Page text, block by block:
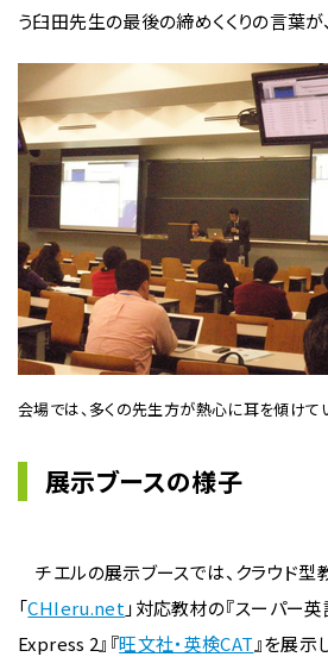
う臼田先生の最後の締めくくりの言葉が
会場では、多くの先生方が熱心に耳を傾けて
展示ブースの様子
チエルの展示ブースでは、クラウド型
「CHIeru.net 」対応教材の『スーパ
Express 2』『旺文社・英検CAT 』を展示